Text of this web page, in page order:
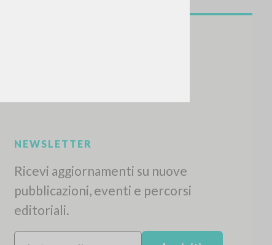
ATTIVITÀ RECENTI